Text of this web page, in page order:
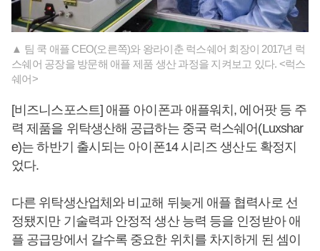
▲ 팀 쿡 애플 CEO(오른쪽)와 왕라이춘 럭스쉐어 회장이 2017년 럭
스쉐어 공장을 방문해 애플 제품 생산 과정을 지켜보고 있다. <럭스
쉐어>
[비즈니스포스트] 애플 아이폰과 애플워치, 에어팟 등 주
력 제품을 위탁생산해 공급하는 중국 럭스쉐어(Luxshar
e)는 하반기 출시되는 아이폰14 시리즈 생산도 확정지
었다.
다른 위탁생산업체와 비교해 뒤늦게 애플 협력사로 선
정됐지만 기술력과 안정적 생산 능력 등을 인정받아 애
플 공급망에서 갈수록 중요한 위치를 차지하게 된 셈이